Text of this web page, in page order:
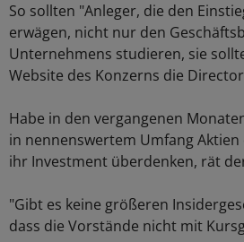
So sollten "Anleger, die den
erwägen, nicht nur den
Unternehmens studieren, sie
Website des Konzerns die
Habe in den vergangenen
in nennenswertem Umfang
ihr Investment überdenken, rät
"Gibt es keine größeren
dass die Vorstände nicht mit